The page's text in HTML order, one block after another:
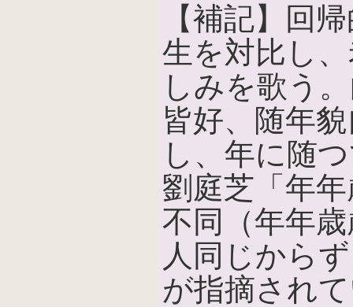
【補記】回
生を対比し
しみを歌う
皆好、随年
し、年に随
劉庭芝「年
不同（年年
人同じから
が指摘され